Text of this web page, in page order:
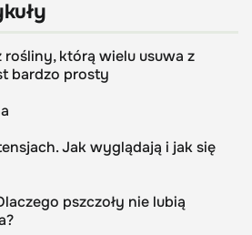
którą wielu usuwa z
bardzo prosty
Jak wyglądają i jak się
pszczoły nie lubią